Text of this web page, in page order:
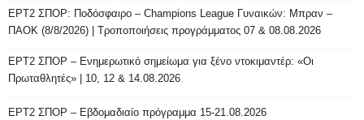
ΕΡΤ2 ΣΠΟΡ: Ποδόσφαιρο – Champions League Γυναικών: Μπραν –
ΠΑΟΚ (8/8/2026) | Τροποποιήσεις προγράμματος 07 & 08.08.2026
ΕΡΤ2 ΣΠΟΡ – Ενημερωτικό σημείωμα για ξένο ντοκιμαντέρ: «Οι
Πρωταθλητές» | 10, 12 & 14.08.2026
ΕΡΤ2 ΣΠΟΡ – Εβδομαδιαίο πρόγραμμα 15-21.08.2026